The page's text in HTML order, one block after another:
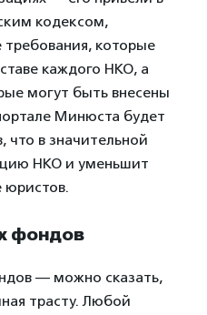
кодексом,
требования, которые
каждого НКО, а
могут быть внесены
Минюста будет
что в значительной
НКО и уменьшит
юристов.
фондов
— можно сказать,
трасту. Любой